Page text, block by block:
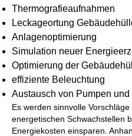
Thermografieaufnahmen
Leckageortung
Anlagenoptimierung
Simulation neuer
Optimierung der
effiziente Beleuchtung
Austausch von Pumpen und
Es werden sinnvolle
energetischen Schwachstellen
Energiekosten einsparen.